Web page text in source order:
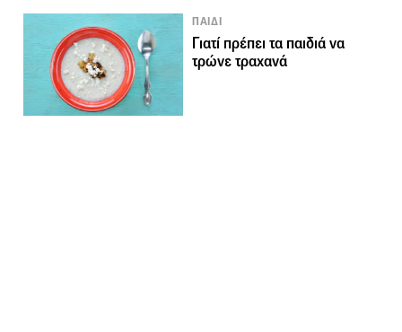
ΠΑΙΔΙ
Γιατί πρέπει τα παιδιά να
τρώνε τραχανά